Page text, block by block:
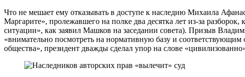
Что не мешает ему отказывать в доступе к наследию Михаила
Маргарите», пролежавшего на полке два десятка лет из-за
ситуации», как заявил Машков на заседании совета). Призыв
«внимательно посмотреть на нормативную базу и
общества», президент дважды сделал упор на слове